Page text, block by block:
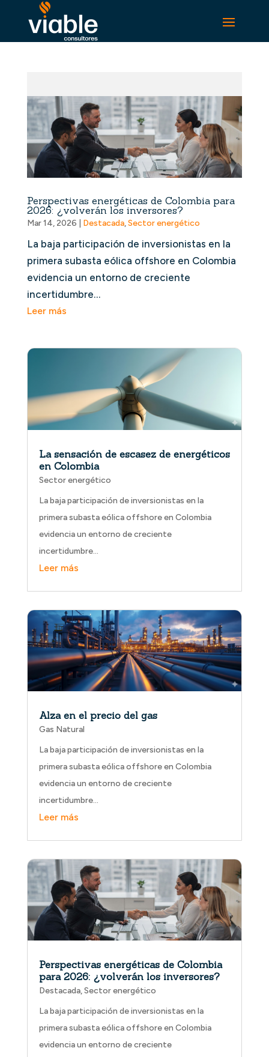
Perspectivas energéticas de Colombia para
2026: ¿volverán los inversores?
Mar 14, 2026 Destacada,Sector energético
La baja participación de inversionistas en la
primera subasta eólica offshore en Colombia
evidencia un entorno de creciente
incertidumbre…
La sensación de escasez de energéticos
en Colombia
Sector energético
La baja participación de inversionistas en la
primera subasta eólica offshore en Colombia
evidencia un entorno de creciente
incertidumbre…
Alza en el precio del gas
Gas Natural
La baja participación de inversionistas en la
primera subasta eólica offshore en Colombia
evidencia un entorno de creciente
incertidumbre…
Perspectivas energéticas de Colombia
para 2026: ¿volverán los inversores?
Destacada,Sector energético
La baja participación de inversionistas en la
primera subasta eólica offshore en Colombia
evidencia un entorno de creciente